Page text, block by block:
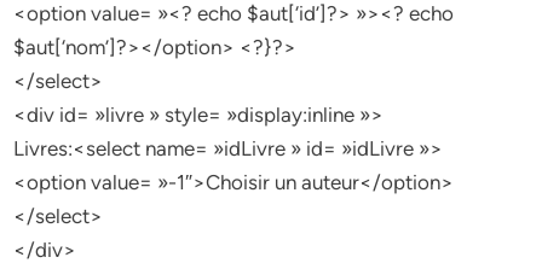
<option value= »<? echo $aut[‘id’]?> »><? echo
$aut[‘nom’]?></option> <?}?>
</select>
<div id= »livre » style= »display:inline »>
Livres:<select name= »idLivre » id= »idLivre »>
<option value= »-1″>Choisir un auteur</option>
</select>
</div>